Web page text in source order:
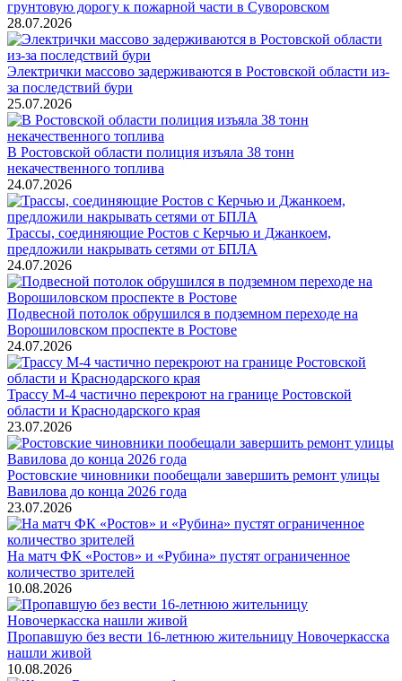
грунтовую дорогу к пожарной части в Суворовском
28.07.2026
Электрички массово задерживаются в Ростовской области из-
за последствий бури
25.07.2026
В Ростовской области полиция изъяла 38 тонн
некачественного топлива
24.07.2026
Трассы, соединяющие Ростов с Керчью и Джанкоем,
предложили накрывать сетями от БПЛА
24.07.2026
Подвесной потолок обрушился в подземном переходе на
Ворошиловском проспекте в Ростове
24.07.2026
Трассу М-4 частично перекроют на границе Ростовской
области и Краснодарского края
23.07.2026
Ростовские чиновники пообещали завершить ремонт улицы
Вавилова до конца 2026 года
23.07.2026
На матч ФК «Ростов» и «Рубина» пустят ограниченное
количество зрителей
10.08.2026
Пропавшую без вести 16-летнюю жительницу Новочеркасска
нашли живой
10.08.2026